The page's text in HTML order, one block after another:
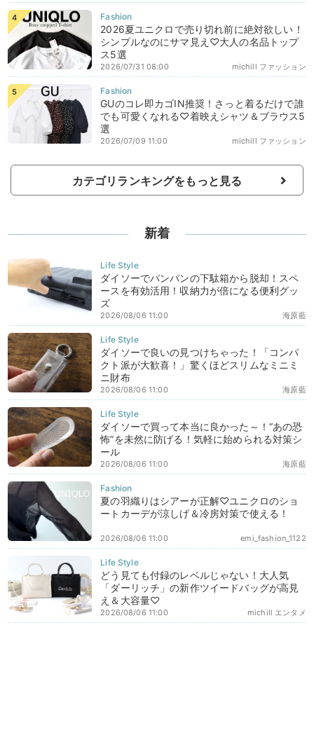
2026夏ユニクロで売り切れ前に絶対欲しい！
シンプルなのにサマ見え♡大人の名品トップ
ス5選
michill ファッション
2026/07/31 08:00
GUのコレ即カゴIN推奨！さっと着るだけで誰
でも可愛くなれる♡着映えシャツ＆ブラウス5
選
michill ファッション
2026/07/09 11:00
カテゴリランキングをもっと見る
新着
ダイソーでパンパンの下駄箱から脱却！スペ
ースを有効活用！収納力が倍になる便利グッ
ズ
海原藍
2026/08/06 11:00
ダイソーで良いの見つけちゃった！「コンパ
クト派が大歓喜！」驚くほどスリムなミニミ
ニ財布
海原藍
2026/08/06 11:00
ダイソーで買って本当に良かった～！“あの恐
怖”を未然に防げる！気軽に始められる対策シ
ール
海原藍
2026/08/06 11:00
夏の羽織りはシアーが正解♡ユニクロのショ
ートカーデが涼しげ＆冷房対策で使える！
emi_fashion_1122
2026/08/06 11:00
どう見ても付録のレベルじゃない！大人気
「ダーリッチ」の新作ツイードバッグが高見
え＆大容量♡
michill エンタメ
2026/08/06 11:00